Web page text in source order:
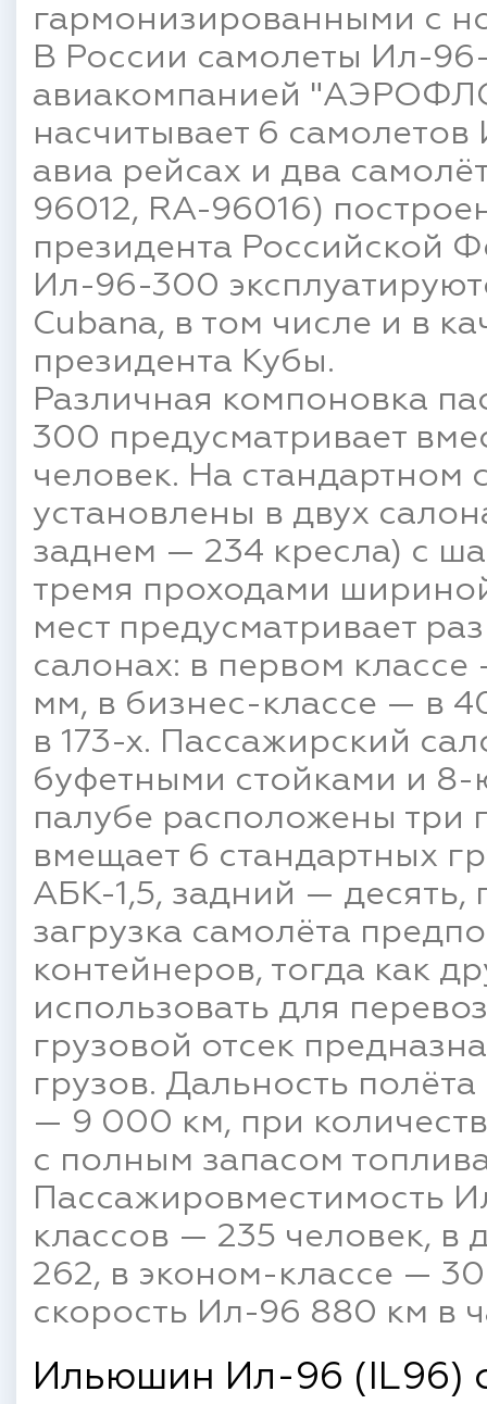
гармонизированными с
В России самолеты Ил-
авиакомпанией
насчитывает 6
авиа рейсах и два
96012, RA-96016)
президента Российской
Ил-96-300
Cubana, в том числе и в
президента Кубы.
Различная компоновка
300 предусматривает
человек. На стандартном
установлены в двух
заднем — 234 кресла) с
тремя проходами
мест предусматривает
салонах: в первом
мм, в бизнес-классе — в
в 173-х. Пассажирский
буфетными стойками и
палубе расположены три
вмещает 6 стандартных
АБК-1,5, задний — десять,
загрузка самолёта
контейнеров, тогда как
использовать для
грузовой отсек
грузов. Дальность
— 9 000 км, при
с полным запасом
Пассажировместимость
классов — 235 человек, в
262, в эконом-классе —
скорость Ил-96 880 км в
Ильюшин Ил-96 (IL96)